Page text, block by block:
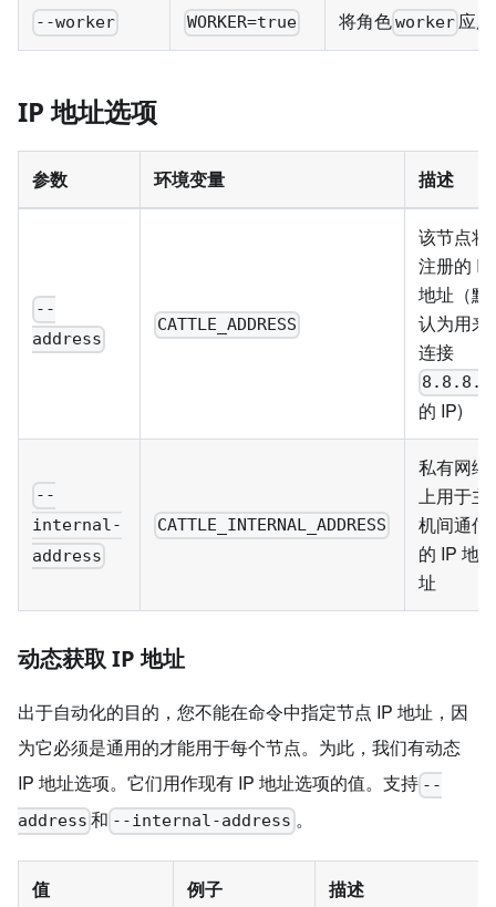
--worker WORKER=true 将角色worker 应
IP 地址选项
参数 环境变量 描述
--
address
CATTLE_ADDRESS
该节点将
注册的 IP
地址（默
认为用来
连接
8.8.8.8
的 IP)
--
internal-
address
CATTLE_INTERNAL_ADDRESS
私有网络
上用于主
机间通信
的 IP 地
址
动态获取 IP 地址
出于自动化的目的，您不能在命令中指定节点 IP 地址，因
为它必须是通用的才能用于每个节点。为此，我们有动态
IP 地址选项。它们用作现有 IP 地址选项的值。支持 --
address 和 --internal-address 。
值 例子 描述